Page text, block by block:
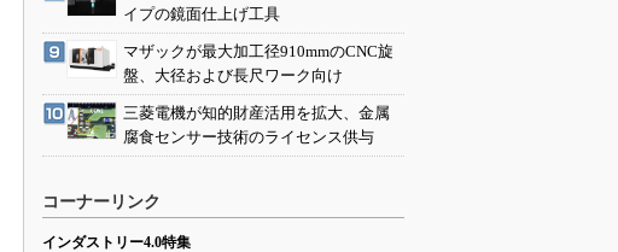
イプの鏡面仕上げ工具
マザックが最大加工径910mmのCNC旋
盤、大径および長尺ワーク向け
三菱電機が知的財産活用を拡大、金属
腐食センサー技術のライセンス供与
コーナーリンク
インダストリー4.0特集